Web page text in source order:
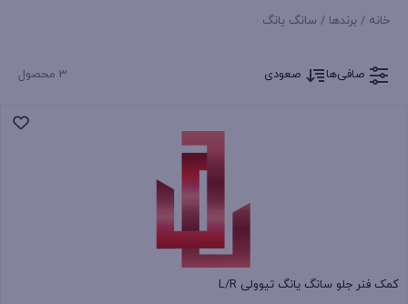
خانه / برندها / سانگ یانگ
3 محصول صافی‌ها صعودی
کمک فنر جلو سانگ یانگ تیوولی L/R